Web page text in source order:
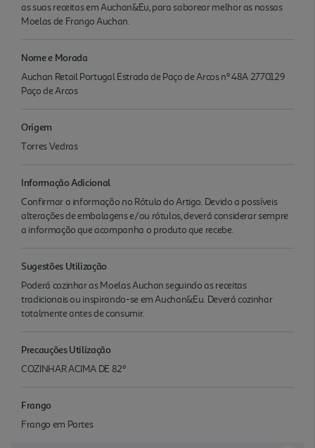
as suas receitas em Auchan&Eu, para saborear melhor as nossas
Moelas de Frango Auchan.
Nome e Morada
Auchan Retail Portugal Estrada de Paço de Arcos nº 48A 2770129
Paço de Arcos
Origem
Torres Vedras
Informação Adicional
Confirmar a informação no Rótulo do Artigo. Devido a possíveis
alterações de embalagens e/ou rótulos, deverá considerar sempre
a informação que acompanha o produto que recebe.
Sugestões Utilização
Poderá cozinhar as Moelas Auchan seguindo as receitas
tradicionais ou inspirando-se em Auchan&Eu. Deverá cozinhar
totalmente antes de consumir.
Precauções Utilização
COZINHAR ACIMA DE 82º
Frango
Frango em Partes